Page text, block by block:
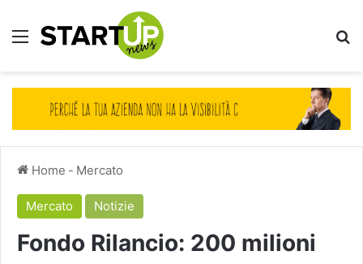
Menu
Home - Mercato
Mercato Notizie
Fondo Rilancio: 200 milioni